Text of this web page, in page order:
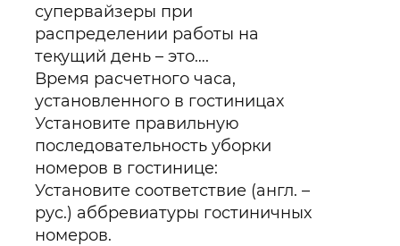
супервайзеры при
распределении работы на
текущий день – это….
Время расчетного часа,
установленного в гостиницах
Установите правильную
последовательность уборки
номеров в гостинице:
Установите соответствие (англ. –
рус.) аббревиатуры гостиничных
номеров.